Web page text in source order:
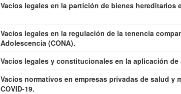
Vacíos legales en la partición de bienes hereditarios
Vacíos legales en la regulación de la tenencia
Adolescencia (CONA).
Vacíos legales y constitucionales en la aplicación
Vacíos normativos en empresas privadas de salud y
COVID-19.